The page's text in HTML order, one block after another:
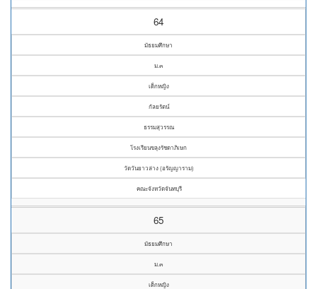
64
มัธยมศึกษา
ม.๓
เด็กหญิง
กัลยรัตน์
ธรรมสุวรรณ
โรงเรียนขลุงรัชดาภิเษก
วัดวันยาวล่าง (อรัญญาราม)
คณะจังหวัดจันทบุรี
65
มัธยมศึกษา
ม.๓
เด็กหญิง